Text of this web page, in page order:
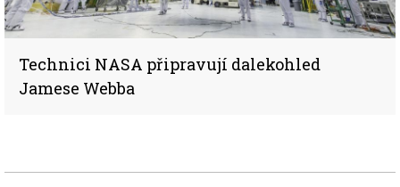
Technici NASA připravují dalekohled
Jamese Webba